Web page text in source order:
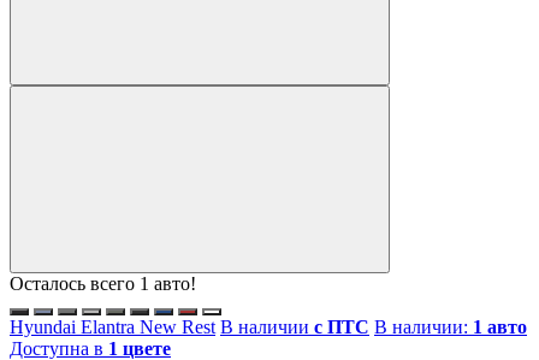
Осталось всего 1 авто!
Hyundai Elantra New Rest В наличии с ПТС В наличии: 1 авто
Доступна в 1 цвете